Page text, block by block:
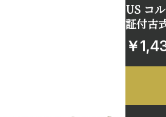
US コ
証付古
￥